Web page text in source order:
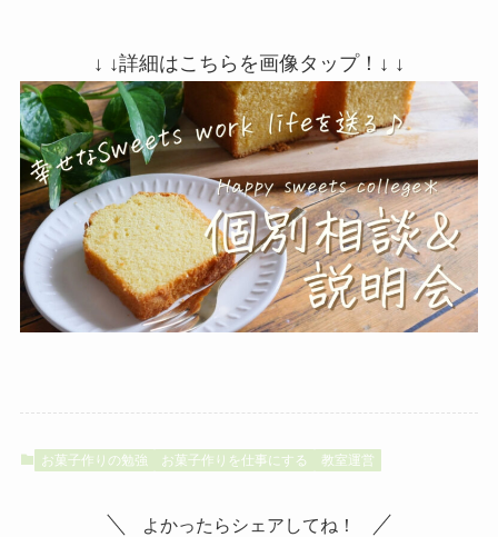
↓ ↓詳細はこちらを画像タップ！↓ ↓
お菓子作りの勉強 お菓子作りを仕事にする 教室運営
よかったらシェアしてね！